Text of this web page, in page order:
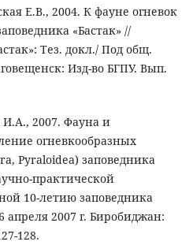
Е.В., 2004. К фауне огневок
«Бастак» //
Тез. докл./ Под общ.
Изд-во БГПУ. Вып.
2007. Фауна и
огневкообразных
Pyraloidea) заповедника
практической
10-летию заповедника
апреля 2007 г. Биробиджан:
128.